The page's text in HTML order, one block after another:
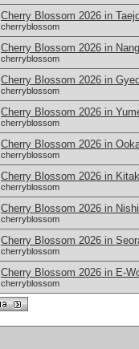
Cherry Blossom 2026 in
cherryblossom
Cherry Blossom 2026 in
cherryblossom
Cherry Blossom 2026 in
cherryblossom
Cherry Blossom 2026 in
cherryblossom
Cherry Blossom 2026 in
cherryblossom
Cherry Blossom 2026 in
cherryblossom
Cherry Blossom 2026 in
cherryblossom
Cherry Blossom 2026 in
cherryblossom
Cherry Blossom 2026 in E-
cherryblossom